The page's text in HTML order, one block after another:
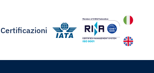
Certificazioni